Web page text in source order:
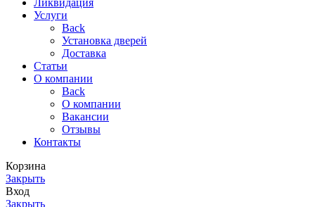
Ликвидация
Услуги
Back
Установка дверей
Доставка
Статьи
О компании
Back
О компании
Вакансии
Отзывы
Контакты
Корзина
Закрыть
Вход
Закрыть